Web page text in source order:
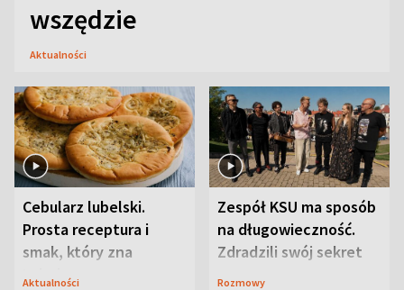
wszędzie
Aktualności
Cebularz lubelski.
Prosta receptura i
smak, który zna
Lubelszczyzna
Aktualności
Zespół KSU ma sposób
na długowieczność.
Zdradzili swój sekret
Rozmowy